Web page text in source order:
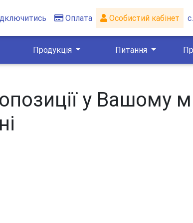
Оплата Особистий кабінет
Продукція Питання
у Вашому